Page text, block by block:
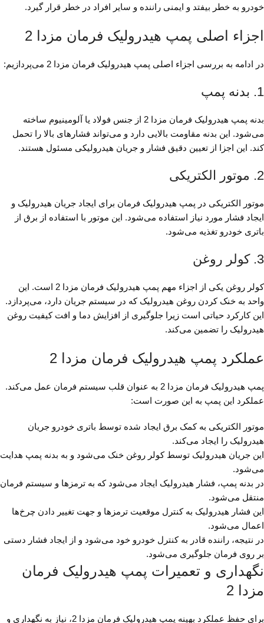
خودرو به خطر بیفتد و ایمنی راننده و سایر افراد در خطر قرار گیرد.
اجزاء اصلی پمپ هیدرولیک فرمان مزدا 2
در ادامه به بررسی اجزاء اصلی پمپ هیدرولیک فرمان مزدا 2 می‌پردازیم:
1. بدنه پمپ
بدنه پمپ هیدرولیک فرمان مزدا 2 از جنس فولاد یا آلومینیوم ساخته
می‌شود. این بدنه مقاومت بالایی دارد و می‌تواند فشارهای بالا را تحمل
کند. این اجزا از تعیین دقیق فشار و جریان هیدرولیکی مسئول هستند.
2. موتور الکتریکی
موتور الکتریکی در پمپ هیدرولیک فرمان برای ایجاد جریان هیدرولیک و
ایجاد فشار مورد نیاز استفاده می‌شود. این موتور با استفاده از برق از
باتری خودرو تغذیه می‌شود.
3. کولر روغن
کولر روغن یکی از اجزاء مهم پمپ هیدرولیک فرمان مزدا 2 است. این
واحد به خنک کردن روغن هیدرولیک که در سیستم جریان دارد، می‌پردازد.
این کارکرد حیاتی است زیرا جلوگیری از افزایش دما و افت کیفیت روغن
هیدرولیک را تضمین می‌کند.
عملکرد پمپ هیدرولیک فرمان مزدا 2
پمپ هیدرولیک فرمان مزدا 2 به عنوان قلب سیستم فرمان عمل می‌کند.
عملکرد این پمپ به این صورت است:
موتور الکتریکی به کمک برق ایجاد شده توسط باتری خودرو جریان
هیدرولیک را ایجاد می‌کند.
این جریان هیدرولیک توسط کولر روغن خنک می‌شود و به بدنه پمپ هدایت
می‌شود.
در بدنه پمپ، فشار هیدرولیک ایجاد می‌شود که به ترمزها و سیستم فرمان
منتقل می‌شود.
این فشار هیدرولیک به کنترل موقعیت ترمزها و جهت تغییر دادن چرخ‌ها
اعمال می‌شود.
در نتیجه، راننده قادر به کنترل خودرو خود می‌شود و از ایجاد فشار دستی
بر روی فرمان جلوگیری می‌شود.
نگهداری و تعمیرات پمپ هیدرولیک فرمان
مزدا 2
برای حفظ عملکرد بهینه پمپ هیدرولیک فرمان مزدا 2، نیاز به نگهداری و